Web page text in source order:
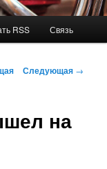
RSS Связь
Следующая →
на